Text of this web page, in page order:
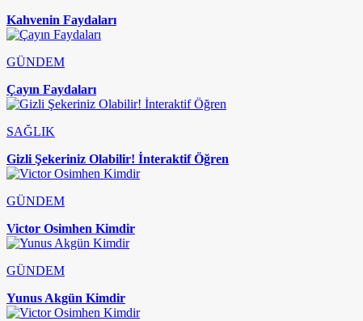
Kahvenin Faydaları
GÜNDEM
Çayın Faydaları
SAĞLIK
Gizli Şekeriniz Olabilir! İnteraktif Öğren
GÜNDEM
Victor Osimhen Kimdir
GÜNDEM
Yunus Akgün Kimdir